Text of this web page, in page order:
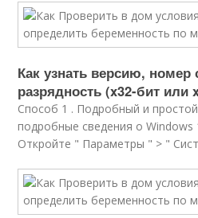
Как узнать версию, номер
разрядность (x32-бит или
Способ 1 . Подробный и
подробные сведения о Windows
Откройте " Параметры " > "